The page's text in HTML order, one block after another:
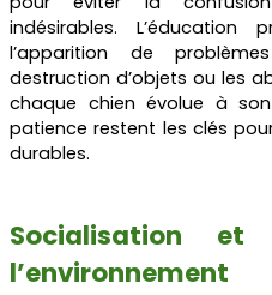
indésirables.
l’apparition de
destruction d’objets ou les
chaque chien évolue à
patience restent les clés
durables.
Socialisation et
l’environnement